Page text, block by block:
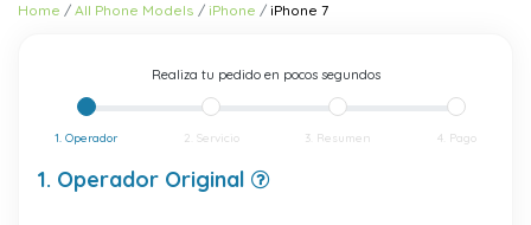
Home All Phone Models iPhone iPhone 7
Realiza tu pedido en pocos segundos
1. Operador 2. Servicio 3. Resumen 4. Pago
1. Operador Original